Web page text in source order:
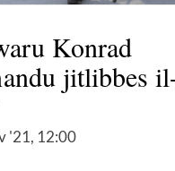
Konrad
jitlibbes
'21, 12:00